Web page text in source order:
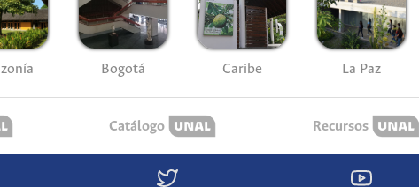
Bogotá Caribe La Paz
Catálogo Recursos